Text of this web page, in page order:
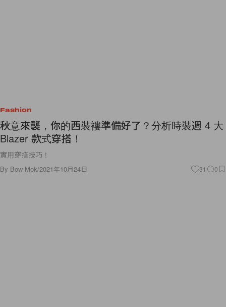
Fashion
秋意來襲，你的西裝褸準備好了？分析時裝週 4 大
Blazer 款式穿搭！
實用穿搭技巧！
By Bow Mok/2021年10月24日 31 0